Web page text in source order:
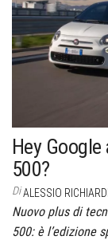
Hey
500?
DiALESSIO RICHIARDI
Nuovo plus di
500: è l’edizione